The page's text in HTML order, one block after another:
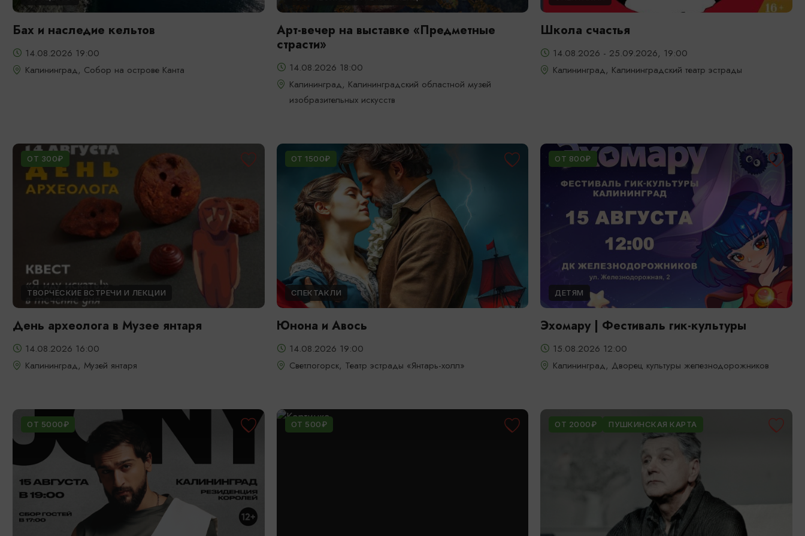
Бах и наследие кельтов
14.08.2026 19:00
Калининград, Собор на острове Канта
Арт-вечер на выставке «Предметные
страсти»
14.08.2026 18:00
Калининград, Калининградский областной музей
изобразительных искусств
Школа счастья
14.08.2026 - 25.09.2026, 19:00
Калининград, Калининградский театр эстрады
ОТ 300₽
ТВОРЧЕСКИЕ ВСТРЕЧИ И ЛЕКЦИИ
День археолога в Музее янтаря
14.08.2026 16:00
Калининград, Музей янтаря
ОТ 1500₽
СПЕКТАКЛИ
Юнона и Авось
14.08.2026 19:00
Светлогорск, Театр эстрады «Янтарь-холл»
ОТ 800₽
ДЕТЯМ
Эхомару | Фестиваль гик-культуры
15.08.2026 12:00
Калининград, Дворец культуры железнодорожников
ОТ 5000₽ ОТ 500₽ ОТ 2000₽ ПУШКИНСКАЯ КАРТА